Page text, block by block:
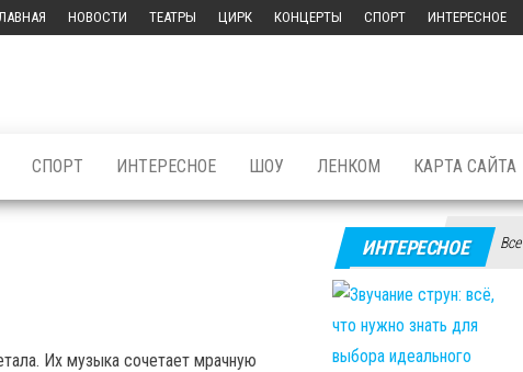
НОВОСТИ ТЕАТРЫ ЦИРК КОНЦЕРТЫ СПОРТ ИНТЕРЕСНОЕ
СПОРТ ИНТЕРЕСНОЕ ШОУ ЛЕНКОМ КАРТА САЙТА
Их музыка сочетает мрачную
ИНТЕРЕСНОЕ Все